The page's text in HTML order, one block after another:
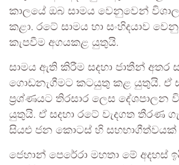
කාලයේ ඔබ සාමය වෙනුවෙන්
කළා. රටේ සාමය හා සංහිදයාව
කැපවීම අගයකළ යුතුයි.
සාමය ඇති කිරීම සදහා ජාතීන් අතර
ගොඩනැගීමට කටයුතු කළ යුතුයි. ඒ
ප්‍රශ්ණයට තිරසාර ලෙස දේශපාලන
යුතුයි. ඒ සදහා රටේ වැදගත තීරණ
සියළු ජන කොටස් හි සහභාගීත්වයක්
ජෙහාන් පෙරේරා මහතා මේ අදහස්